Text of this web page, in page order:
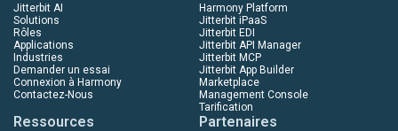
Jitterbit AI
Solutions
Rôles
Applications
Industries
Demander un essai
Connexion à Harmony
Contactez-Nous
Harmony Platform
Jitterbit iPaaS
Jitterbit EDI
Jitterbit API Manager
Jitterbit MCP
Jitterbit App Builder
Marketplace
Management Console
Tarification
Ressources Partenaires